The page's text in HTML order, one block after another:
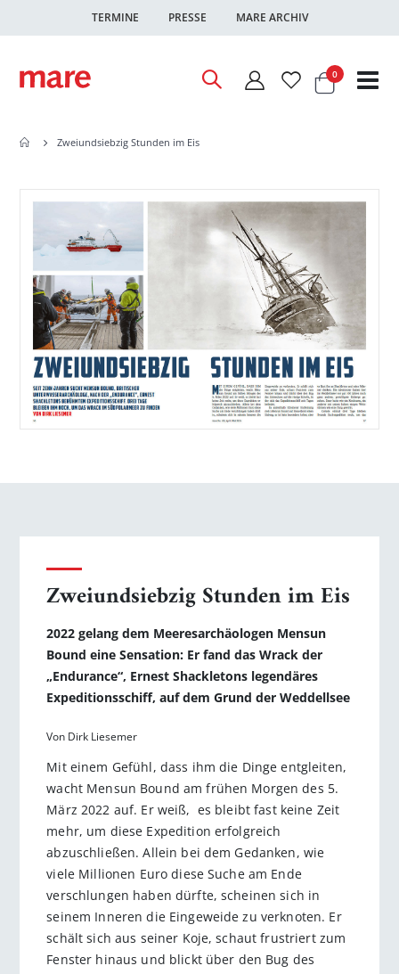
TERMINE PRESSE MARE ARCHIV
Warenkorb
0Artikel
Zweiundsiebzig Stunden im Eis
Zum
springen
Zum
springen
Zweiundsiebzig Stunden im Eis
2022 gelang dem Meeresarchäologen Mensun
Bound eine Sensa­tion: Er fand das Wrack der
„Endurance“, Ernest Shackletons legendäres
Expeditionsschiff, auf dem Grund der Weddellsee
Von Dirk Liesemer
Mit einem Gefühl, dass ihm die Dinge entgleiten,
wacht Mensun Bound am frühen Morgen des 5.
März 2022 auf. Er weiß, es bleibt fast keine Zeit
mehr, um diese Expedition erfolgreich
abzuschließen. Allein bei dem Gedanken, wie
viele Millionen Euro diese Suche am Ende
verschlungen haben dürfte, scheinen sich in
seinem Inneren die Eingeweide zu verknoten. Er
schält sich aus seiner Koje, schaut frustriert zum
Fenster hinaus und blickt über den Bug des